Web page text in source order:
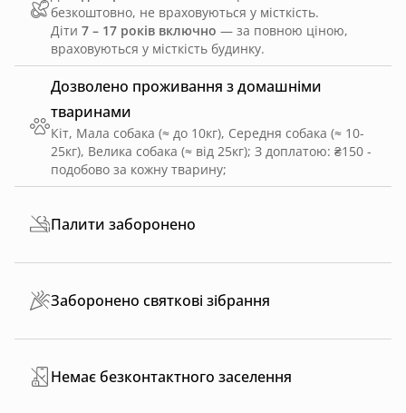
Дозволено проживання з домашніми
тваринами
Кіт, Мала собака (≈ до 10кг), Середня собака (≈ 10-
25кг), Велика собака (≈ від 25кг); З доплатою: ₴150 -
подобово за кожну тварину;
безкоштовно, не враховуються у місткість.
Діти 7 – 17 років включно — за повною ціною,
враховуються у місткість будинку.
Палити заборонено
Заборонено святкові зібрання
Немає безконтактного заселення